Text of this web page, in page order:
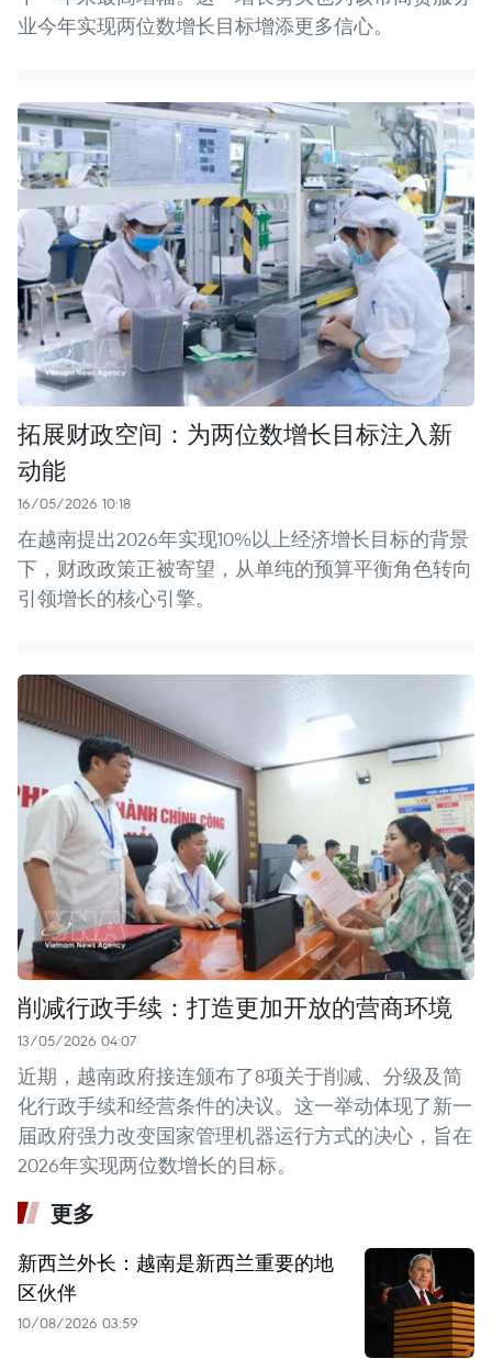
业今年实现两位数增长目标增添更多信心。
拓展财政空间：为两位数增长目标注入新
动能
16/05/2026 10:18
在越南提出2026年实现10%以上经济增长目标的背景
下，财政政策正被寄望，从单纯的预算平衡角色转向
引领增长的核心引擎。
削减行政手续：打造更加开放的营商环境
13/05/2026 04:07
近期，越南政府接连颁布了8项关于削减、分级及简
化行政手续和经营条件的决议。这一举动体现了新一
届政府强力改变国家管理机器运行方式的决心，旨在
2026年实现两位数增长的目标。
更多
新西兰外长：越南是新西兰重要的地
区伙伴
10/08/2026 03:59